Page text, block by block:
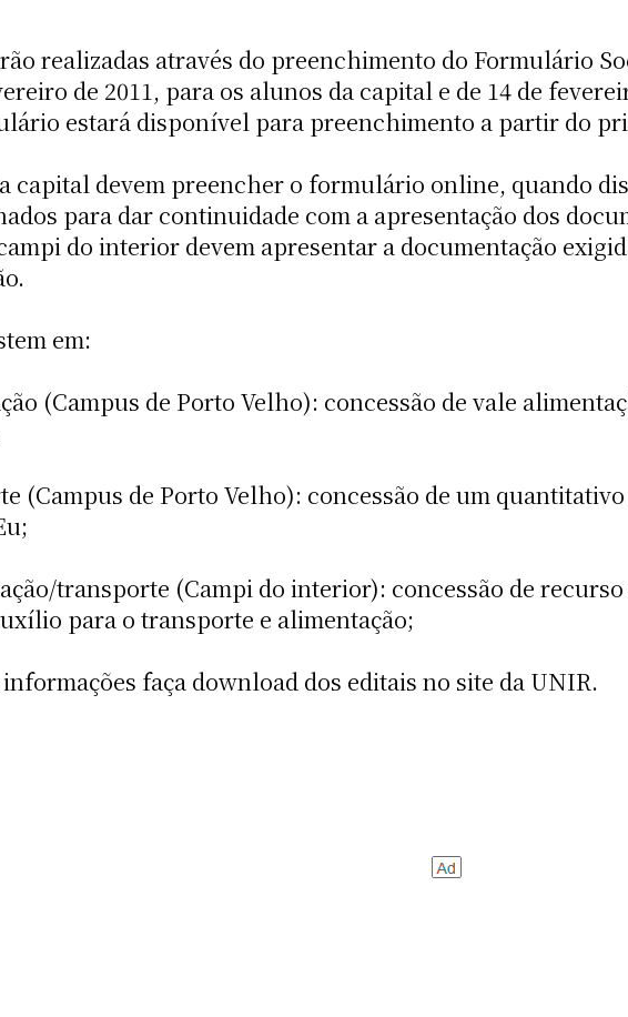
realizadas através do preenchimento do Formulário
de 2011, para os alunos da capital e de 14 de
estará disponível para preenchimento a partir do
capital devem preencher o formulário online, quando
para dar continuidade com a apresentação dos
do interior devem apresentar a documentação
em:
(Campus de Porto Velho): concessão de vale
(Campus de Porto Velho): concessão de um
transporte (Campi do interior): concessão de
para o transporte e alimentação;
faça download dos editais no site da UNIR.